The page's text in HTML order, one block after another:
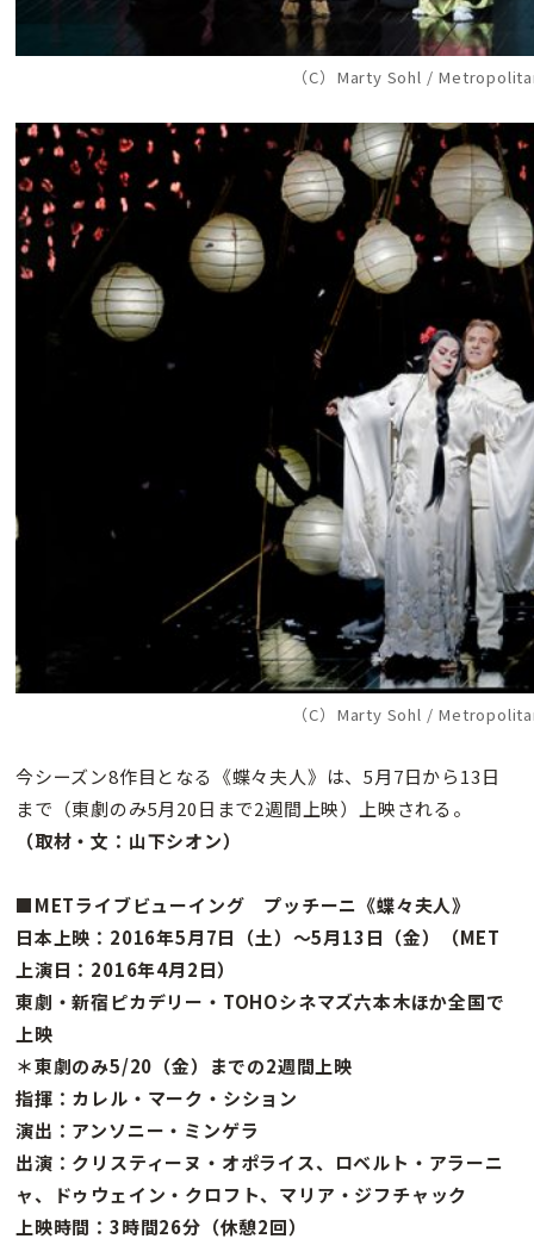
（C）Marty Sohl /
（C）Marty Sohl /
今シーズン8作目となる《蝶々夫人》は、5月7日から13日
まで（東劇のみ5月20日まで2週間上映）上映される。
（取材・文：山下シオン）
■METライブビューイング プッチーニ《蝶々夫人》
日本上映：2016年5月7日（土）〜5月13日（金）（MET
上演日：2016年4月2日）
東劇・新宿ピカデリー・TOHOシネマズ六本木ほか全国で
上映
＊東劇のみ5/20（金）までの2週間上映
指揮：カレル・マーク・シション
演出：アンソニー・ミンゲラ
出演：クリスティーヌ・オポライス、ロベルト・アラーニ
ャ、ドゥウェイン・クロフト、マリア・ジフチャック
上映時間：3時間26分（休憩2回）